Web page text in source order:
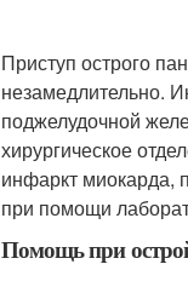
Приступ острого
незамедлительно.
поджелудочной
хирургическое
инфаркт миокарда,
при помощи
Помощь при